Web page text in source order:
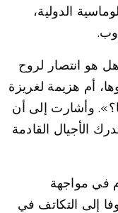
الدولية،
هو انتصار لروح
أم هزيمة لغريزة
وأشارت إلى أن
الأجيال القادمة
في مواجهة
إلى التكاتف في